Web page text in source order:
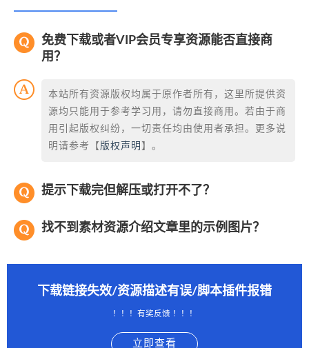
免费下载或者VIP会员专享资源能否直接商
用？
本站所有资源版权均属于原作者所有，这里所提供资
源均只能用于参考学习用，请勿直接商用。若由于商
用引起版权纠纷，一切责任均由使用者承担。更多说
明请参考【 版权声明 】。
提示下载完但解压或打开不了？
找不到素材资源介绍文章里的示例图片？
下载链接失效/资源描述有误/脚本插件报错
！！！有奖反馈 ！！！
立即查看